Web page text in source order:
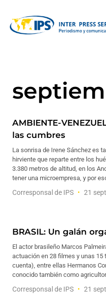
AMBIENTE-
las cumbres
La sonrisa de Irene Sánchez es
hirviente que reparte entre los
3.380 metros de altitud, en los
tener una microempresa, y por
Corresponsal de IPS 21
BRASIL: Un galán
El actor brasileño Marcos
actuación en 28 filmes y unas
cuenta), entre ellas Hermanos
conocido también como
Corresponsal de IPS 21